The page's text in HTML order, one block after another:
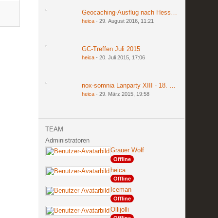
Geocaching-Ausflug nach Hessen am 27. und
heica -29. August 2016, 11:21
GC-Treffen Juli 2015
heica -20. Juli 2015, 17:06
nox-somnia Lanparty XIII - 18. bis 20. März
heica -29. März 2015, 19:58
TEAM
Administratoren
Grauer Wolf
Offline
heica
Offline
Iceman
Offline
Ollijolli